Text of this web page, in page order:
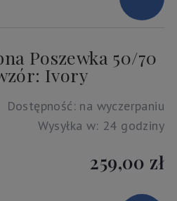
Poszewka 50/70
Ivory
Dostępność: na wyczerpaniu
Wysyłka w: 24 godziny
259,00 zł